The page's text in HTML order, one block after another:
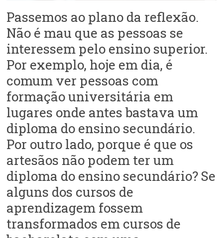
Passemos ao plano da reflexão.
Não é mau que as pessoas se
interessem pelo ensino superior.
Por exemplo, hoje em dia, é
comum ver pessoas com
formação universitária em
lugares onde antes bastava um
diploma do ensino secundário.
Por outro lado, porque é que os
artesãos não podem ter um
diploma do ensino secundário? Se
alguns dos cursos de
aprendizagem fossem
transformados em cursos de